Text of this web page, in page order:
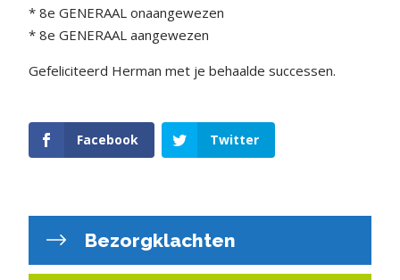
* 8e GENERAAL onaangewezen
* 8e GENERAAL aangewezen
Gefeliciteerd Herman met je behaalde successen.
Facebook Twitter
Bezorgklachten